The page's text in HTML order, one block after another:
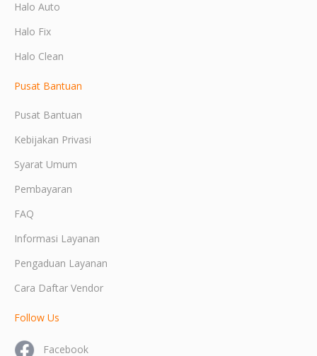
Halo Auto
Halo Fix
Halo Clean
Pusat Bantuan
Pusat Bantuan
Kebijakan Privasi
Syarat Umum
Pembayaran
FAQ
Informasi Layanan
Pengaduan Layanan
Cara Daftar Vendor
Follow Us
Facebook